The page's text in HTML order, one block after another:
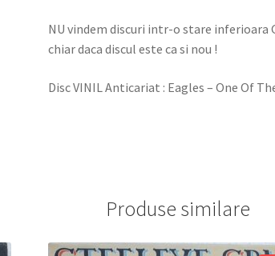
NU vindem discuri intr-o stare inferioara
chiar daca discul este ca si nou !
Disc VINIL Anticariat : Eagles – One Of
Produse similare